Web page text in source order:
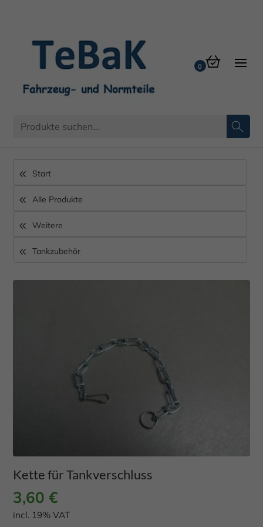
Start
Alle Produkte
Weitere
Tankzubehör
Kette für Tankverschluss
3,60€
incl. 19% VAT